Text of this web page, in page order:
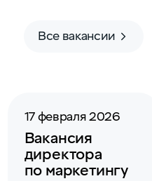
Все вакансии
17 февраля 2026
Вакансия
директора
по маркетингу